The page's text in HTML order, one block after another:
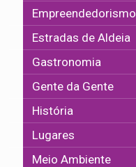
Empreendedorismo
Estradas de Aldeia
Gastronomia
Gente da Gente
História
Lugares
Meio Ambiente